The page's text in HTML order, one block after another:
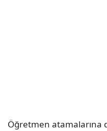
Öğretmen atamalarına